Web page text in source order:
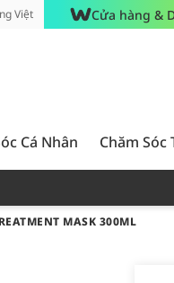
Việt Cửa hàng &
Cá Nhân Chăm Sóc
MASK 300ML